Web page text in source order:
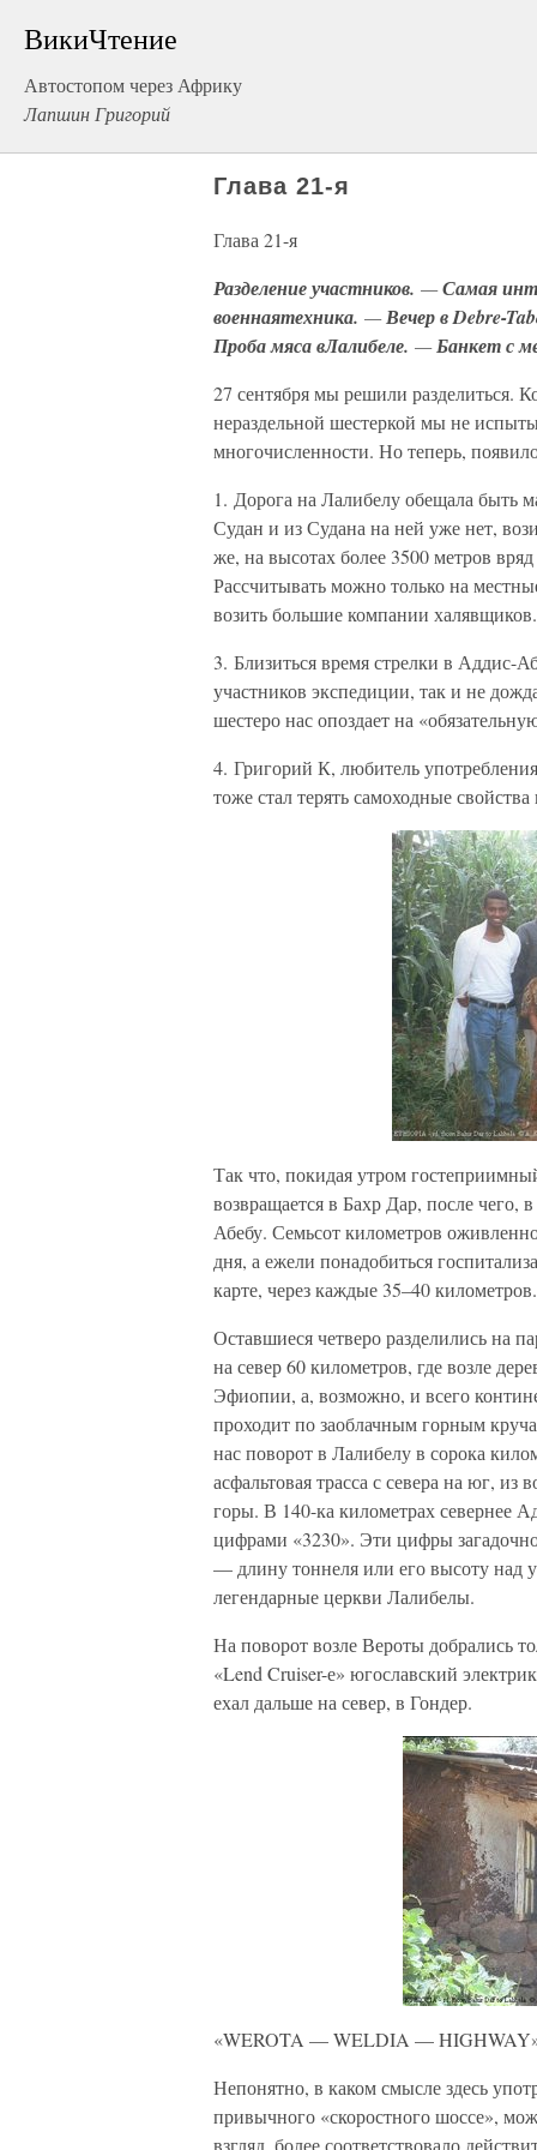
ВикиЧтение
Автостопом через Африку
Лапшин Григорий
Глава 21-я
Глава 21-я
Разделение участников. —Самая
военнаятехника. —Вечер в Debre-
Проба мяса вЛалибеле. —Банкет с
27 сентября мы решили разделиться.
нераздельной шестеркой мы не
многочисленности. Но теперь,
1. Дорога на Лалибелу обещала быть
Судан и из Судана на ней уже нет,
же, на высотах более 3500 метров
Рассчитывать можно только на
возить большие компании халявщиков.
3. Близиться время стрелки в Аддис-
участников экспедиции, так и не
шестеро нас опоздает на
4. Григорий К, любитель
тоже стал терять самоходные
Так что, покидая утром
возвращается в Бахр Дар, после
Абебу. Семьсот километров
дня, а ежели понадобиться
карте, через каждые 35–40 километров.
Оставшиеся четверо разделились
на север 60 километров, где возле
Эфиопии, а, возможно, и всего
проходит по заоблачным горным
нас поворот в Лалибелу в сорока
асфальтовая трасса с севера на юг,
горы. В 140-ка километрах севернее
цифрами «3230». Эти цифры
— длину тоннеля или его высоту над
легендарные церкви Лалибелы.
На поворот возле Вероты добрались
«Lend Cruiser-е» югославский
ехал дальше на север, в Гондер.
«WEROTA — WELDIA — HIGHWAY»
Непонятно, в каком смысле здесь
привычного «скоростного шоссе»,
взгляд, более соответствовало